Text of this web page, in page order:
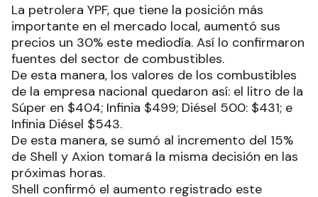
La petrolera YPF, que tiene la posición más
importante en el mercado local, aumentó sus
precios un 30% este mediodía. Así lo confirmaron
fuentes del sector de combustibles.
De esta manera, los valores de los combustibles
de la empresa nacional quedaron así: el litro de la
Súper en $404; Infinia $499; Diésel 500: $431; e
Infinia Diésel $543.
De esta manera, se sumó al incremento del 15%
de Shell y Axion tomará la misma decisión en las
próximas horas.
Shell confirmó el aumento registrado este